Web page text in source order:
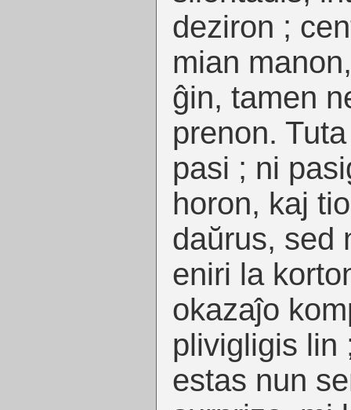
deziron ;
mian
ĝin, tamen
prenon.
pasi ; ni
horon, kaj
daŭrus, sed
eniri la
okazaĵo
plivigligis lin
estas nun